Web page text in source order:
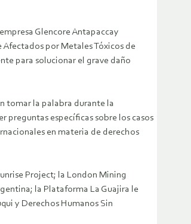
Glencore Antapaccay
por Metales Tóxicos de
para solucionar el grave daño
tomar la palabra durante la
preguntas específicas sobre los casos
en materia de derechos
Project; la London Mining
la Plataforma La Guajira le
y Derechos Humanos Sin